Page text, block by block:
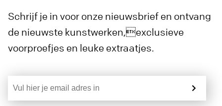
Schrijf je in voor onze nieuwsbrief en ontvang
de nieuwste kunstwerken,exclusieve
voorproefjes en leuke extraatjes.